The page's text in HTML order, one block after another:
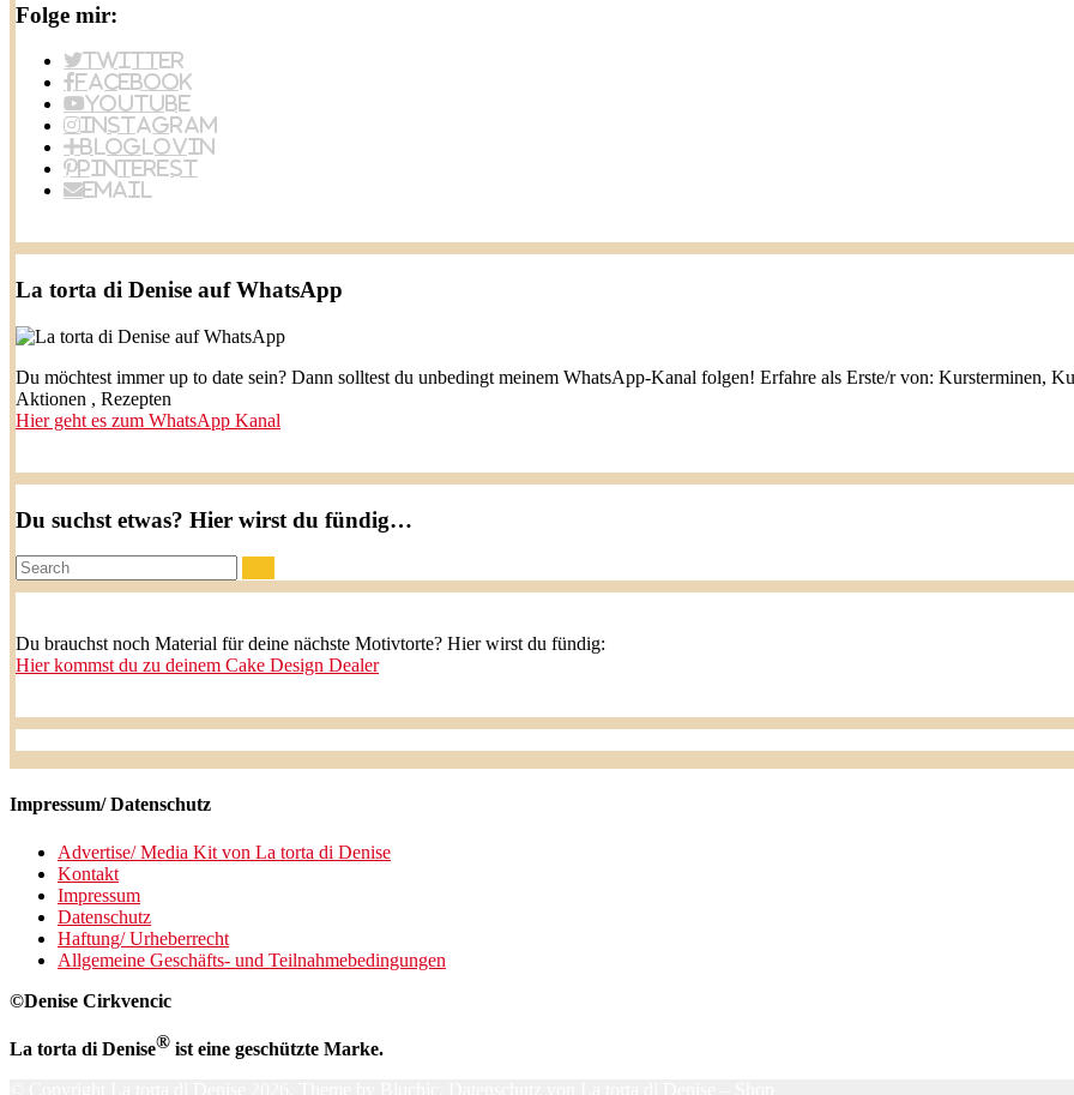
Folge mir:
Twitter
Facebook
YouTube
Instagram
BlogLovin
Pinterest
Email
La torta di Denise auf WhatsApp
Du möchtest immer up to date sein? Dann solltest du unbedingt meinem WhatsApp-Kanal folgen! Erfahre als Erste/r von: Kursterminen,
Aktionen , Rezepten
Hier geht es zum WhatsApp Kanal
Du suchst etwas? Hier wirst du fündig…
Search:
Du brauchst noch Material für deine nächste Motivtorte? Hier wirst du fündig:
Hier kommst du zu deinem Cake Design Dealer
Impressum/ Datenschutz
Advertise/ Media Kit von La torta di Denise
Kontakt
Impressum
Datenschutz
Haftung/ Urheberrecht
Allgemeine Geschäfts- und Teilnahmebedingungen
©Denise Cirkvencic
La torta di Denise® ist eine geschützte Marke.